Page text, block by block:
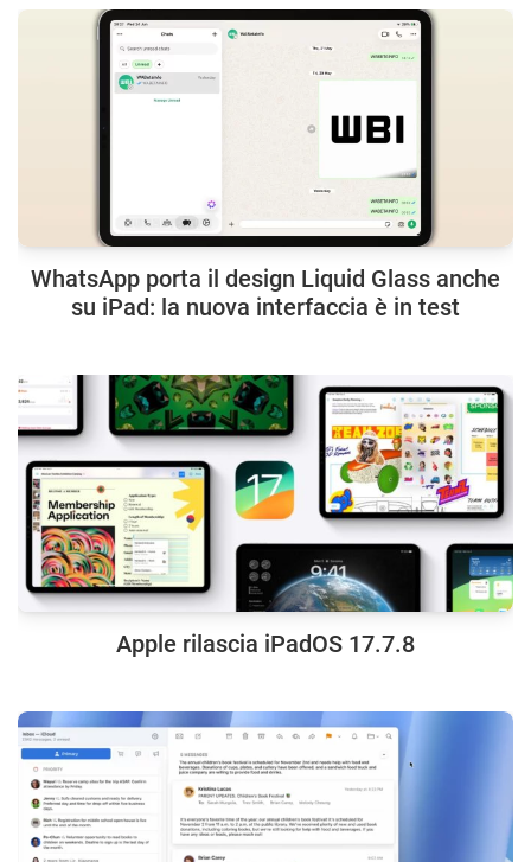
WhatsApp porta il design Liquid Glass anche
su iPad: la nuova interfaccia è in test
Apple rilascia iPadOS 17.7.8